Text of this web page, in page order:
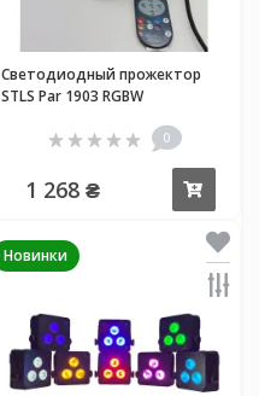
Светодиодный прожектор
STLS Par 1903 RGBW
0
1 268 ₴
Новинки